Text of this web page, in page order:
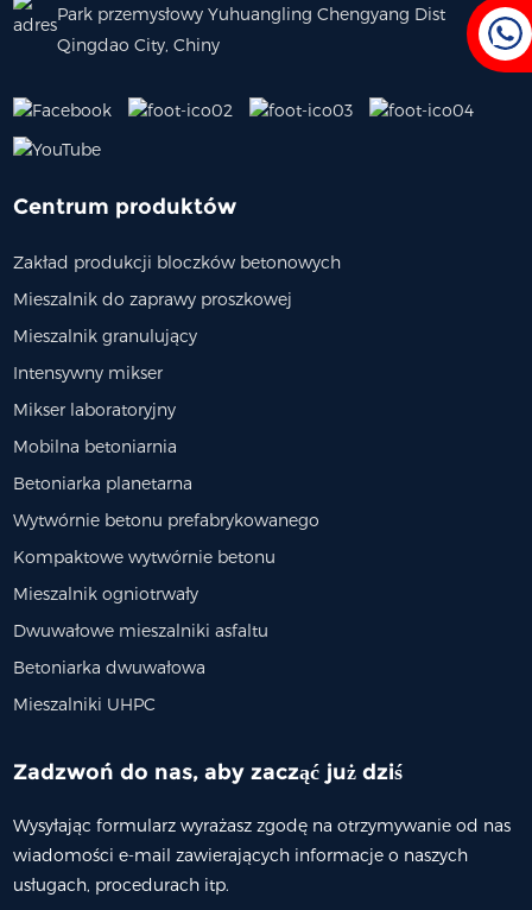
Park przemysłowy Yuhuangling Chengyang Dist
Qingdao City, Chiny
Centrum produktów
Zakład produkcji bloczków betonowych
Mieszalnik do zaprawy proszkowej
Mieszalnik granulujący
Intensywny mikser
Mikser laboratoryjny
Mobilna betoniarnia
Betoniarka planetarna
Wytwórnie betonu prefabrykowanego
Kompaktowe wytwórnie betonu
Mieszalnik ogniotrwały
Dwuwałowe mieszalniki asfaltu
Betoniarka dwuwałowa
Mieszalniki UHPC
Zadzwoń do nas, aby zacząć już dziś
Wysyłając formularz wyrażasz zgodę na otrzymywanie od nas
wiadomości e-mail zawierających informacje o naszych
usługach, procedurach itp.
HZS60 O
60 M³/h | 1000 ...